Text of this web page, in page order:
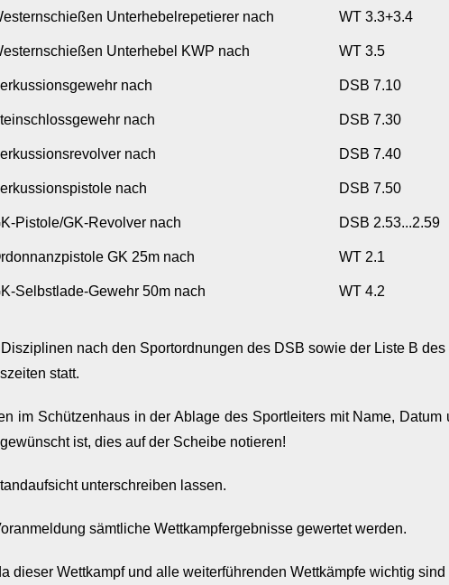
Unterhebelrepetierer nach WT 3.3+3.4
Unterhebel KWP nach WT 3.5
nach DSB 7.10
nach DSB 7.30
nach DSB 7.40
nach DSB 7.50
Pistole/GK-Revolver nach DSB 2.53...2.59
GK 25m nach WT 2.1
Selbstlade-Gewehr 50m nach WT 4.2
nach den Sportordnungen des DSB sowie der Liste B
statt.
im Schützenhaus in der Ablage des Sportleiters mit Name,
ist, dies auf der Scheibe notieren!
unterschreiben lassen.
sämtliche Wettkampfergebnisse gewertet werden.
dieser Wettkampf und alle weiterführenden Wettkämpfe wichtig